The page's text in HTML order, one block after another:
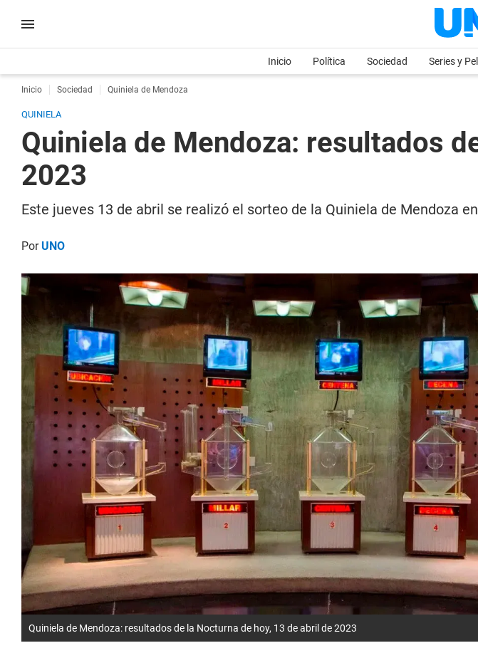
Inicio Política Sociedad Series y
Inicio Sociedad Quiniela de Mendoza
QUINIELA
Quiniela de Mendoza: resultados
2023
Este jueves 13 de abril se realizó el sorteo de la Quiniela de Mendoza
PorUNO
Quiniela de Mendoza: resultados de la Nocturna de hoy, 13 de abril de 2023